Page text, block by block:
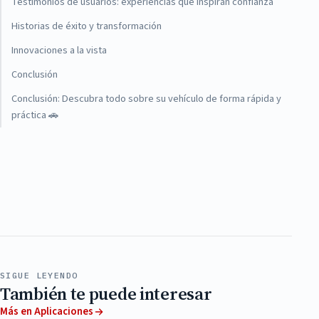
Historias de éxito y transformación
Innovaciones a la vista
Conclusión
Conclusión: Descubra todo sobre su vehículo de forma rápida y
práctica 🚗
SIGUE LEYENDO
También te puede interesar
Más en Aplicaciones